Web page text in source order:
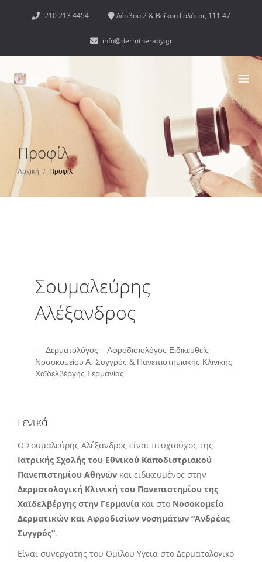
210 213 4454 Λέσβου 2 & Βεΐκου Γαλάτσι, 111 47
info@dermtherapy.gr
Προφίλ
Αρχική / Προφίλ
Σουμαλεύρης
Αλέξανδρος
Δερματολόγος – Αφροδισιολόγος Ειδικευθείς
Νοσοκομείου Α. Συγγρός & Πανεπιστημιακής Κλινικής
Χαϊδελβέργης Γερμανίας
Γενικά
Ο Σουμαλεύρης Αλέξανδρος είναι πτυχιούχος της
Ιατρικής Σχολής του Εθνικού Καποδιστριακού
Πανεπιστημίου Αθηνών και ειδικευμένος στην
Δερματολογική Κλινική του Πανεπιστημίου της
Χαϊδελβέργης στην Γερμανία και στο Νοσοκομείο
Δερματικών και Αφροδισίων νοσημάτων “Ανδρέας
Συγγρός”.
Είναι συνεργάτης του Ομίλου Υγεία στο Δερματολογικό